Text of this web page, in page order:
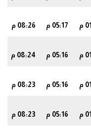
م 05:17 م 08:26 م
م 05:16 م 08:24 م
م 05:16 م 08:23 م
م 05:16 م 08:23 م